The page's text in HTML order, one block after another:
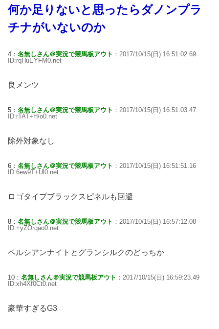
何か足りないと思ったらダノンプラ
チナがいないのか
4： 名無しさん＠実況で競馬板アウト ：2017/10/15(日) 16:51:02.69
ID:rqHuEYFM0.net
良メンツ
5： 名無しさん＠実況で競馬板アウト ：2017/10/15(日) 16:51:03.47
ID:rTAT+H/o0.net
除外対象なし
6： 名無しさん＠実況で競馬板アウト ：2017/10/15(日) 16:51:51.16
ID:6ew9T+Ul0.net
ロゴタイプブラックスピネルも回避
8： 名無しさん＠実況で競馬板アウト ：2017/10/15(日) 16:57:12.08
ID:+yZOrqao0.net
ペルシアンナイトとグランシルクのどっちか
10： 名無しさん＠実況で競馬板アウト ：2017/10/15(日) 16:59:23.49
ID:xh4Xf0Ct0.net
豪華すぎるG3